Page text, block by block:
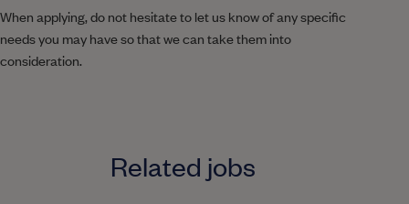
When applying, do not hesitate to let us know of any specific
needs you may have so that we can take them into
consideration.
Related jobs